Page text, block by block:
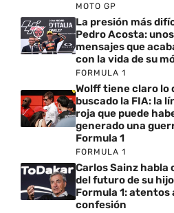
MOTO GP
La presión más
Pedro Acosta: unos
mensajes que
con la vida de su
FORMULA 1
Wolff tiene claro lo
buscado la FIA: la
roja que puede
generado una
Formula 1
FORMULA 1
Carlos Sainz habla
del futuro de su
Formula 1: atentos
confesión